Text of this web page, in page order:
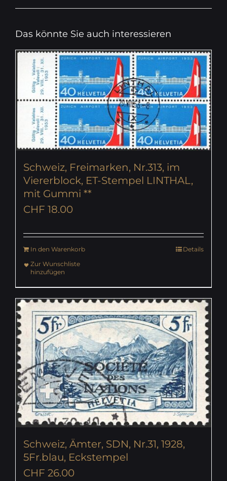
Das könnte Sie auch interessieren
Schweiz, Freimarken, Nr.313, im
Viererblock, ET-Stempel LINTHAL,
mit Gummi **
CHF 18.00
In den Warenkorb
Details
Zur Wunschliste
hinzufügen
Schweiz, Ämter, SDN, Nr.31, 1928,
5Fr.blau, Eckstempel
CHF 26.00